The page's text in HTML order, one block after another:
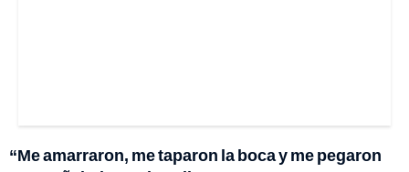
“Me amarraron, me taparon la boca y me pegaron